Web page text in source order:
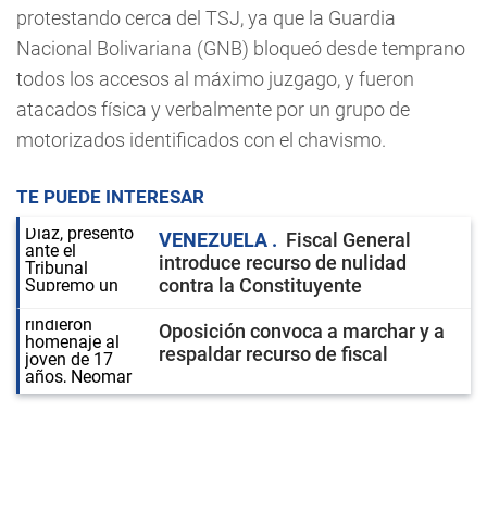
protestando cerca del TSJ, ya que la Guardia
Nacional Bolivariana (GNB) bloqueó desde temprano
todos los accesos al máximo juzgago, y fueron
atacados física y verbalmente por un grupo de
motorizados identificados con el chavismo.
TE PUEDE INTERESAR
VENEZUELA
Fiscal General
introduce recurso de nulidad
contra la Constituyente
Oposición convoca a marchar y a
respaldar recurso de fiscal